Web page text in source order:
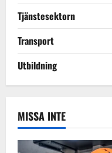
Tjänstesektorn
Transport
Utbildning
MISSA INTE